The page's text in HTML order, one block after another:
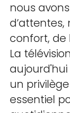
nous
confort, de
La
un
essentiel